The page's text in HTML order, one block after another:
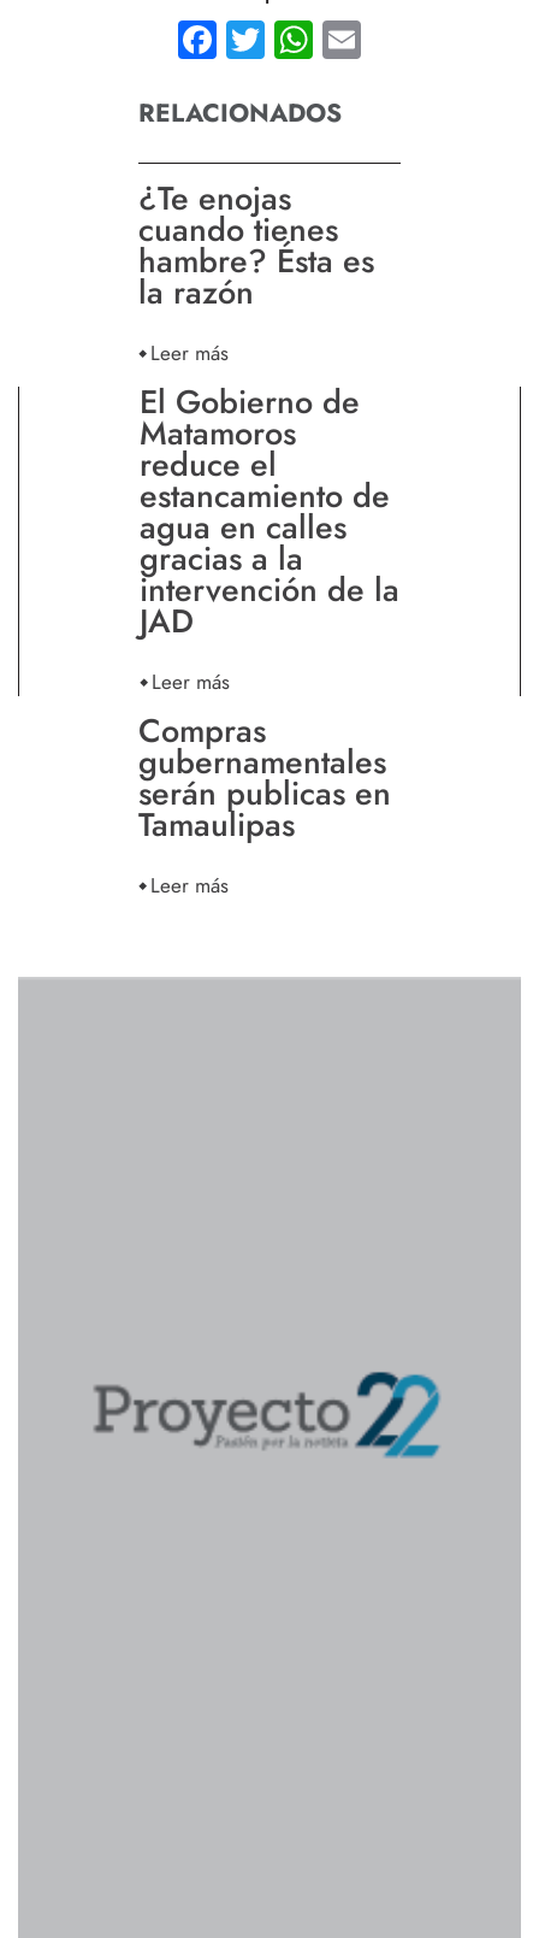
Facebook
TwitterWhatsApp
RELACIONADOS
¿Te enojas
cuando tienes
hambre? Ésta es
la razón
Leer más
El Gobierno de
Matamoros
reduce el
estancamiento de
agua en calles
gracias a la
intervención de la
JAD
Leer más
Compras
gubernamentales
serán publicas en
Tamaulipas
Leer más